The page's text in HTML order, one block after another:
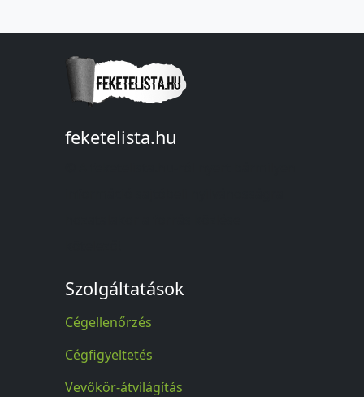
feketelista.hu
Szolgáltatások
Cégellenőrzés
Cégfigyeltetés
Vevőkör-átvilágítás